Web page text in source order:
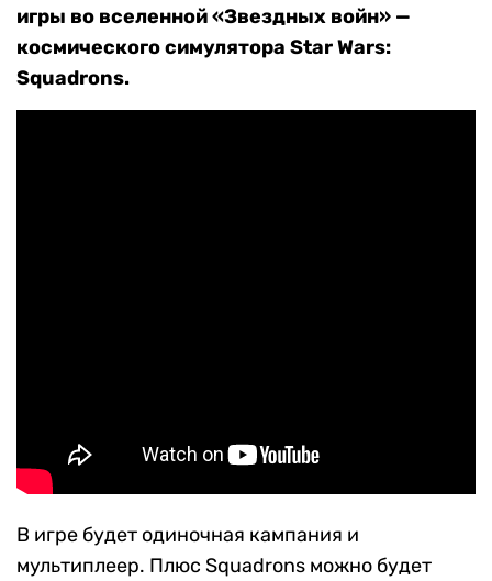
игры во вселенной «Звездных войн» —
космического симулятора Star Wars:
Squadrons.
В игре будет одиночная кампания и
мультиплеер. Плюс Squadrons можно будет